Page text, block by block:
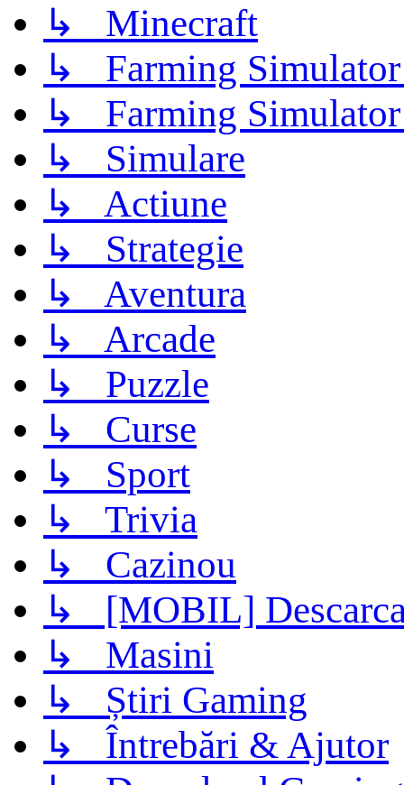
↳ Minecraft
↳ Farming
↳ Farming
↳ Simulare
↳ Actiune
↳ Strategie
↳ Aventura
↳ Arcade
↳ Puzzle
↳ Curse
↳ Sport
↳ Trivia
↳ Cazinou
↳ [MOBIL]
↳ Masini
↳ Știri Gaming
↳ Întrebări & Ajutor